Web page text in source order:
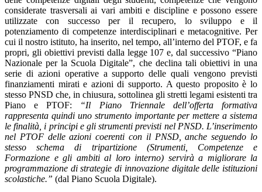
considerate trasversali ai vari ambiti e discipline e possono essere
utilizzate con successo per il recupero, lo sviluppo e il
potenziamento di competenze interdisciplinari e metacognitive. Per
cui il nostro istituto, ha inserito, nel tempo, all’interno del PTOF, e fa
propri, gli obiettivi previsti dalla legge 107 e, dal successivo “Piano
Nazionale per la Scuola Digitale”, che declina tali obiettivi in una
serie di azioni operative a supporto delle quali vengono previsti
finanziamenti mirati e azioni di supporto. A questo proposito è lo
stesso PNSD che, in chiusura, sottolinea gli stretti legami esistenti tra
Piano e PTOF: “Il Piano Triennale dell’offerta formativa
rappresenta quindi uno strumento importante per mettere a sistema
le finalità, i principi e gli strumenti previsti nel PNSD. L’inserimento
nel PTOF delle azioni coerenti con il PNSD, anche seguendo lo
stesso schema di tripartizione (Strumenti, Competenze e
Formazione e gli ambiti al loro interno) servirà a migliorare la
programmazione di strategie di innovazione digitale delle istituzioni
scolastiche.” (dal Piano Scuola Digitale).